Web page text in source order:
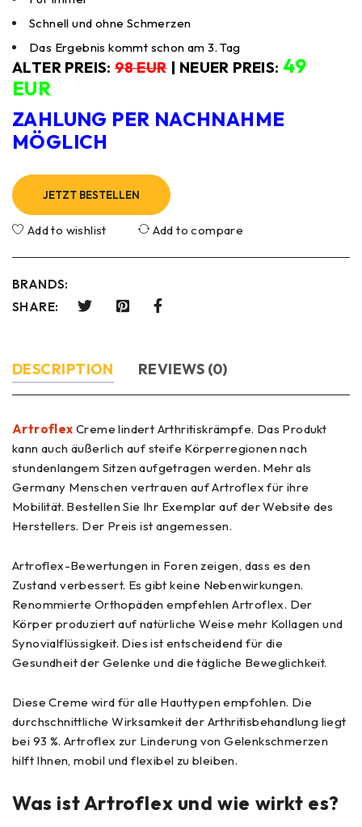
Schnell und ohne Schmerzen
Das Ergebnis kommt schon am 3. Tag
ALTER PREIS:98 EUR| NEUER PREIS: 49
EUR
ZAHLUNG PER NACHNAHME
MÖGLICH
JETZT BESTELLEN
Add to wishlist Add to compare
BRANDS:
SHARE:
DESCRIPTION REVIEWS (0)
Artroflex Creme lindert Arthritiskrämpfe. Das Produkt
kann auch äußerlich auf steife Körperregionen nach
stundenlangem Sitzen aufgetragen werden. Mehr als
Germany Menschen vertrauen auf Artroflex für ihre
Mobilität. Bestellen Sie Ihr Exemplar auf der Website des
Herstellers. Der Preis ist angemessen.
Artroflex-Bewertungen in Foren zeigen, dass es den
Zustand verbessert. Es gibt keine Nebenwirkungen.
Renommierte Orthopäden empfehlen Artroflex. Der
Körper produziert auf natürliche Weise mehr Kollagen und
Synovialflüssigkeit. Dies ist entscheidend für die
Gesundheit der Gelenke und die tägliche Beweglichkeit.
Diese Creme wird für alle Hauttypen empfohlen. Die
durchschnittliche Wirksamkeit der Arthritisbehandlung liegt
bei 93 %. Artroflex zur Linderung von Gelenkschmerzen
hilft Ihnen, mobil und flexibel zu bleiben.
Was ist Artroflex und wie wirkt es?